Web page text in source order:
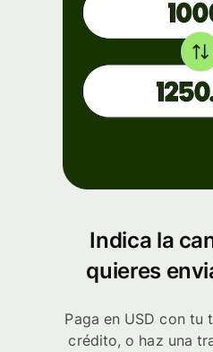
Indica la
quieres
Paga en USD con tu
crédito, o haz una